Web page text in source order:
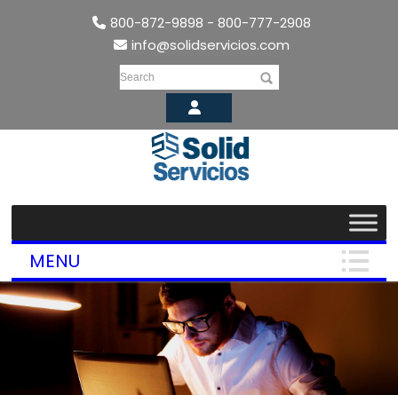
800-872-9898 - 800-777-2908
info@solidservicios.com
Search
MENU